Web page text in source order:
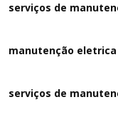
serviços de
manutenção eletrica
serviços de